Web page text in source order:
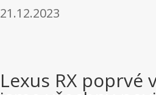
21.12.2023
Lexus RX poprvé